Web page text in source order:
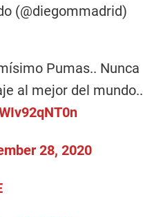
(@diegommadrid)
Pumas.. Nunca
al mejor del mundo..
28, 2020